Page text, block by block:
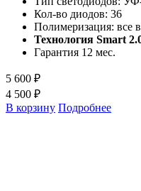
Кол-во диодов: 36
Полимеризация: все
Технология Smart
Гарантия 12 мес.
5 600 ₽
4 500 ₽
В корзину Подробнее